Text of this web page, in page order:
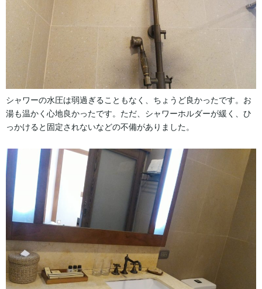
シャワーの水圧は弱過ぎることもなく、ちょうど良かったです。お
湯も温かく心地良かったです。ただ、シャワーホルダーが緩く、ひ
っかけると固定されないなどの不備がありました。